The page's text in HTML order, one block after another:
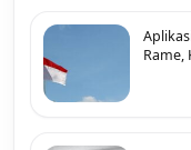
Rame,